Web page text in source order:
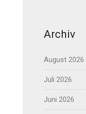
Archiv
August 2026
Juli 2026
Juni 2026